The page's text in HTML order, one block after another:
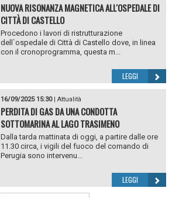
NUOVA RISONANZA MAGNETICA ALL'OSPEDALE DI
CITTÀ DI CASTELLO
Procedono i lavori di ristrutturazione
dell`ospedale di Città di Castello dove, in linea
con il cronoprogramma, questa m...
LEGGI
16/09/2025 15:30| Attualità
PERDITA DI GAS DA UNA CONDOTTA
SOTTOMARINA AL LAGO TRASIMENO
Dalla tarda mattinata di oggi, a partire dalle ore
11.30 circa, i vigili del fuoco del comando di
Perugia sono intervenu...
LEGGI